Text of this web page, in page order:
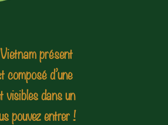
présent
d’une
visibles dans un
pouvez entrer !